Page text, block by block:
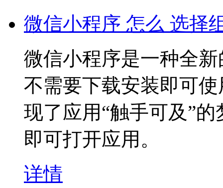
微信小程序 怎么 选择
微信小程序是一种全
不需要下载安装即可
现了应用“触手可及”
即可打开应用。
详情